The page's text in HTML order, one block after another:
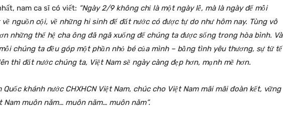
nam ca sĩ có viết: “Ngày 2/9 không chỉ là một ngày lễ, mà là ngày để mỗi
về nguồn cội, về những hi sinh để đất nước có được tự do như hôm nay. Tùng vô
những thế hệ cha ông đã ngã xuống để chúng ta được sống trong hòa bình. Và
chúng ta đều góp một phần nhỏ bé của mình – bằng tình yêu thương, sự tử tế
thì đất nước chúng ta, Việt Nam sẽ ngày càng đẹp hơn, mạnh mẽ hơn.
khánh nước CHXHCN Việt Nam, chúc cho Việt Nam mãi mãi đoàn kết, vững
Nam muôn năm… muôn năm… muôn năm”.